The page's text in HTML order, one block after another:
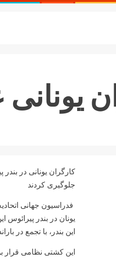
کارگران یونانی در
جلوگیری کردند
یونان در بندر
این بندر، با تجمع در
این کشتی نظامی قرار